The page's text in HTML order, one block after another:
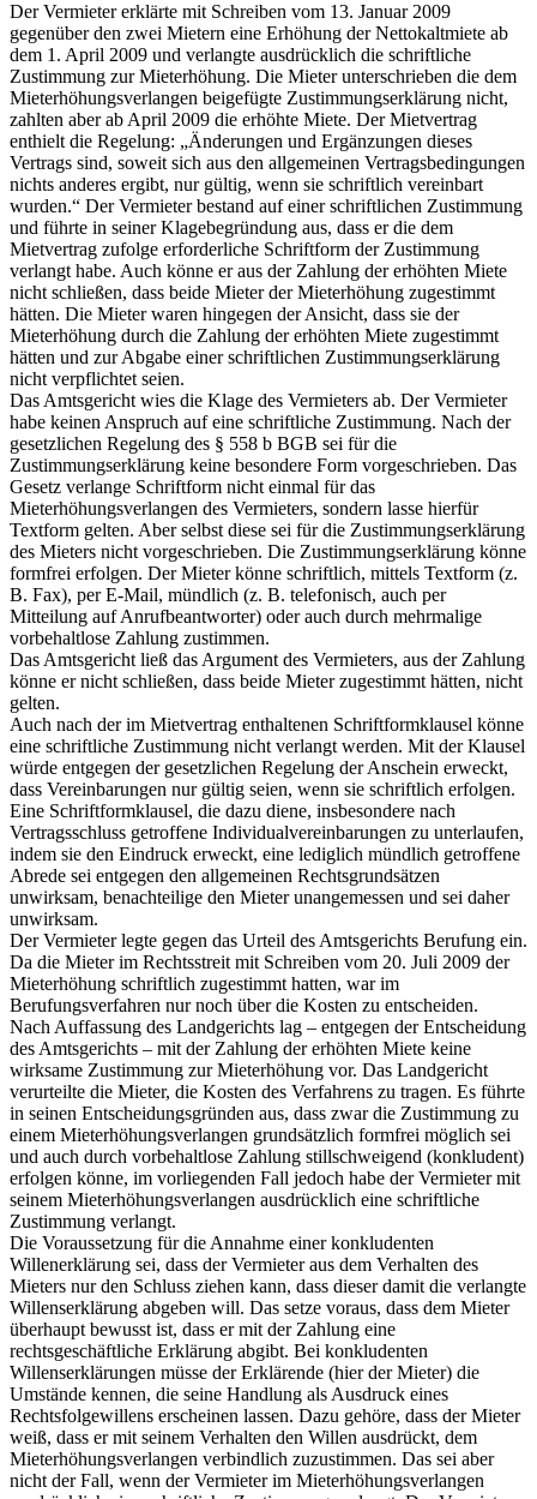
Der Vermieter erklärte mit Schreiben vom 13. Januar 2009
gegenüber den zwei Mietern eine Erhöhung der Nettokaltmiete ab
dem 1. April 2009 und verlangte ausdrücklich die schriftliche
Zustimmung zur Mieterhöhung. Die Mieter unterschrieben die dem
Mieterhöhungsverlangen beigefügte Zustimmungserklärung nicht,
zahlten aber ab April 2009 die erhöhte Miete. Der Mietvertrag
enthielt die Regelung: „Änderungen und Ergänzungen dieses
Vertrags sind, soweit sich aus den allgemeinen Vertragsbedingungen
nichts anderes ergibt, nur gültig, wenn sie schriftlich vereinbart
wurden.“ Der Vermieter bestand auf einer schriftlichen Zustimmung
und führte in seiner Klagebegründung aus, dass er die dem
Mietvertrag zufolge erforderliche Schriftform der Zustimmung
verlangt habe. Auch könne er aus der Zahlung der erhöhten Miete
nicht schließen, dass beide Mieter der Mieterhöhung zugestimmt
hätten. Die Mieter waren hingegen der Ansicht, dass sie der
Mieterhöhung durch die Zahlung der erhöhten Miete zugestimmt
hätten und zur Abgabe einer schriftlichen Zustimmungserklärung
nicht verpflichtet seien.
Das Amtsgericht wies die Klage des Vermieters ab. Der Vermieter
habe keinen Anspruch auf eine schriftliche Zustimmung. Nach der
gesetzlichen Regelung des § 558 b BGB sei für die
Zustimmungserklärung keine besondere Form vorgeschrieben. Das
Gesetz verlange Schriftform nicht einmal für das
Mieterhöhungsverlangen des Vermieters, sondern lasse hierfür
Textform gelten. Aber selbst diese sei für die Zustimmungserklärung
des Mieters nicht vorgeschrieben. Die Zustimmungserklärung könne
formfrei erfolgen. Der Mieter könne schriftlich, mittels Textform (z.
B. Fax), per E-Mail, mündlich (z. B. telefonisch, auch per
Mitteilung auf Anrufbeantworter) oder auch durch mehrmalige
vorbehaltlose Zahlung zustimmen.
Das Amtsgericht ließ das Argument des Vermieters, aus der Zahlung
könne er nicht schließen, dass beide Mieter zugestimmt hätten, nicht
gelten.
Auch nach der im Mietvertrag enthaltenen Schriftformklausel könne
eine schriftliche Zustimmung nicht verlangt werden. Mit der Klausel
würde entgegen der gesetzlichen Regelung der Anschein erweckt,
dass Vereinbarungen nur gültig seien, wenn sie schriftlich erfolgen.
Eine Schriftformklausel, die dazu diene, insbesondere nach
Vertragsschluss getroffene Individualvereinbarungen zu unterlaufen,
indem sie den Eindruck erweckt, eine lediglich mündlich getroffene
Abrede sei entgegen den allgemeinen Rechtsgrundsätzen
unwirksam, benachteilige den Mieter unangemessen und sei daher
unwirksam.
Der Vermieter legte gegen das Urteil des Amtsgerichts Berufung ein.
Da die Mieter im Rechtsstreit mit Schreiben vom 20. Juli 2009 der
Mieterhöhung schriftlich zugestimmt hatten, war im
Berufungsverfahren nur noch über die Kosten zu entscheiden.
Nach Auffassung des Landgerichts lag – entgegen der Entscheidung
des Amtsgerichts – mit der Zahlung der erhöhten Miete keine
wirksame Zustimmung zur Mieterhöhung vor. Das Landgericht
verurteilte die Mieter, die Kosten des Verfahrens zu tragen. Es führte
in seinen Entscheidungsgründen aus, dass zwar die Zustimmung zu
einem Mieterhöhungsverlangen grundsätzlich formfrei möglich sei
und auch durch vorbehaltlose Zahlung stillschweigend (konkludent)
erfolgen könne, im vorliegenden Fall jedoch habe der Vermieter mit
seinem Mieterhöhungsverlangen ausdrücklich eine schriftliche
Zustimmung verlangt.
Die Voraussetzung für die Annahme einer konkludenten
Willenerklärung sei, dass der Vermieter aus dem Verhalten des
Mieters nur den Schluss ziehen kann, dass dieser damit die verlangte
Willenserklärung abgeben will. Das setze voraus, dass dem Mieter
überhaupt bewusst ist, dass er mit der Zahlung eine
rechtsgeschäftliche Erklärung abgibt. Bei konkludenten
Willenserklärungen müsse der Erklärende (hier der Mieter) die
Umstände kennen, die seine Handlung als Ausdruck eines
Rechtsfolgewillens erscheinen lassen. Dazu gehöre, dass der Mieter
weiß, dass er mit seinem Verhalten den Willen ausdrückt, dem
Mieterhöhungsverlangen verbindlich zuzustimmen. Das sei aber
nicht der Fall, wenn der Vermieter im Mieterhöhungsverlangen